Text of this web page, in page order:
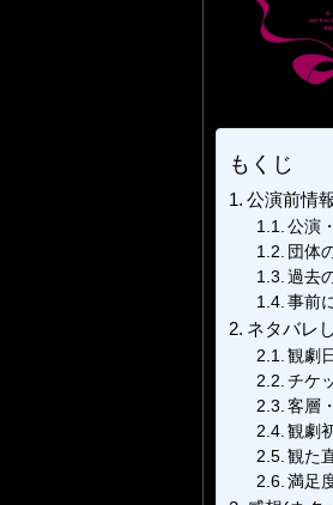
もくじ
公演前情
公演
団体
過去
事前
ネタバレ
観劇
チケ
客層
観劇
観た
満足